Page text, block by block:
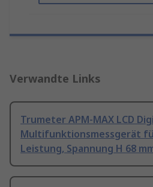
Verwandte Links
Trumeter APM-MAX LCD
Multifunktionsmessgerät
Leistung, Spannung H 68